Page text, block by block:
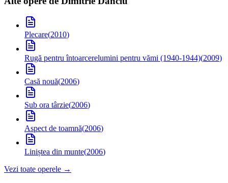
Plecare(2010)
Rugă pentru întoarcerelumini pentru vămi (1940-1944)(2009)
Casă nouă(2006)
Sub ora târzie(2006)
Aspect de toamnă(2006)
Liniștea din munte(2006)
Vezi toate operele →